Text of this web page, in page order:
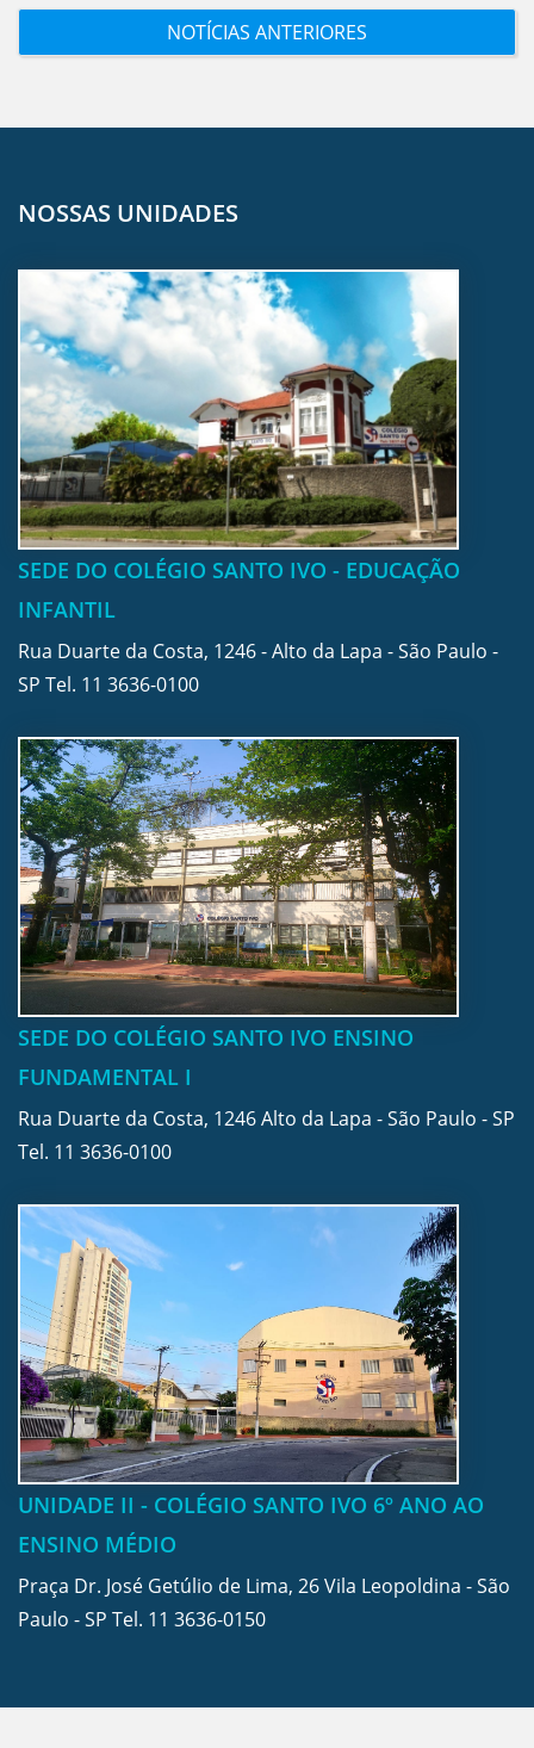
NOTÍCIAS ANTERIORES
NOSSAS UNIDADES
SEDE DO COLÉGIO SANTO IVO - EDUCAÇÃO
INFANTIL
Rua Duarte da Costa, 1246 - Alto da Lapa - São Paulo -
SP Tel. 11 3636-0100
SEDE DO COLÉGIO SANTO IVO ENSINO
FUNDAMENTAL I
Rua Duarte da Costa, 1246 Alto da Lapa - São Paulo - SP
Tel. 11 3636-0100
UNIDADE II - COLÉGIO SANTO IVO 6º ANO AO
ENSINO MÉDIO
Praça Dr. José Getúlio de Lima, 26 Vila Leopoldina - São
Paulo - SP Tel. 11 3636-0150